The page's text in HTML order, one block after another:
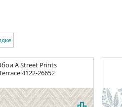
A Street Prints
4122-26652